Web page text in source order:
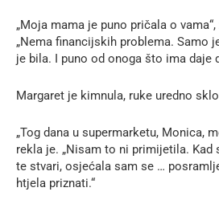
„Moja mama je puno pričala o
„Nema financijskih problema. Samo
je bila. I puno od onoga što ima daje
Margaret je kimnula, ruke uredno
„Tog dana u supermarketu, Monica,
rekla je. „Nisam to ni primijetila. Kad
te stvari, osjećala sam se …
htjela priznati.“